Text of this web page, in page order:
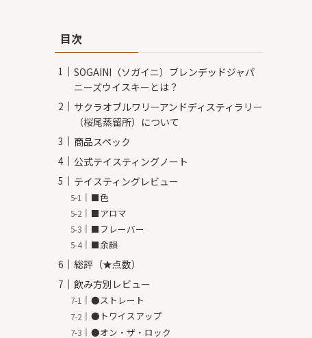
目次
SOGAINI（ソガイニ）ブレンデッドジャパ
ニーズウイスキーとは？
サクラオブルワリーアンドディスティラリー
（桜尾蒸留所）について
商品スペック
公式テイスティングノート
テイスティングレビュー
■色
■アロマ
■フレーバー
■余韻
総評（★点数）
飲み方別レビュー
●ストレート
●トワイスアップ
●オン・ザ・ロック